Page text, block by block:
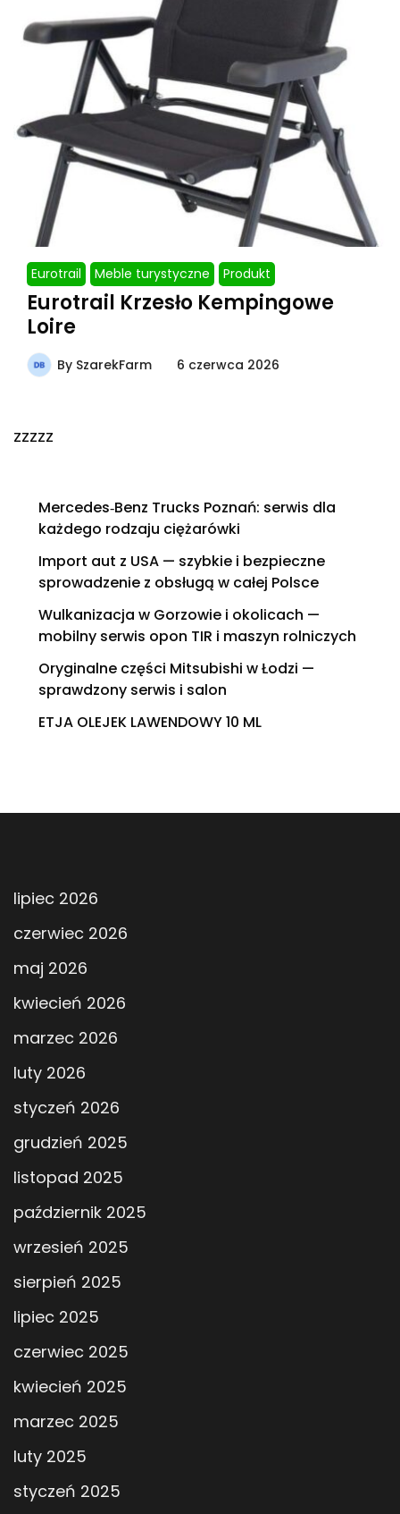
Eurotrail Meble turystyczne Produkt
Eurotrail Krzesło Kempingowe
Loire
By SzarekFarm 6 czerwca 2026
zzzzz
Mercedes‑Benz Trucks Poznań: serwis dla
każdego rodzaju ciężarówki
Import aut z USA — szybkie i bezpieczne
sprowadzenie z obsługą w całej Polsce
Wulkanizacja w Gorzowie i okolicach —
mobilny serwis opon TIR i maszyn rolniczych
Oryginalne części Mitsubishi w Łodzi —
sprawdzony serwis i salon
ETJA OLEJEK LAWENDOWY 10 ML
lipiec 2026
czerwiec 2026
maj 2026
kwiecień 2026
marzec 2026
luty 2026
styczeń 2026
grudzień 2025
listopad 2025
październik 2025
wrzesień 2025
sierpień 2025
lipiec 2025
czerwiec 2025
kwiecień 2025
marzec 2025
luty 2025
styczeń 2025